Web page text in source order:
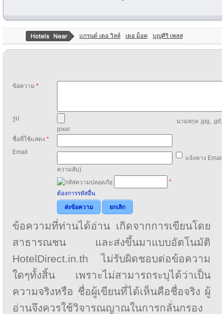
แกรนด์ เดอ วิลล์ เดอ ม็อค บุญศิริ เพลส
ข้อความ *
รูป
นามสกุล .jpg,
pixel
ชื่อที่ใช้แสดง *
Email
แจ้งทาง
ความลับ)
*
ต้องการรหัสอื่น
ส่งข้อความ
ยกเลิก
ข้อความที่ท่านได้อ่าน เกิดจากการเขียนโดย
สาธารณชน และส่งขึ้นมาแบบอัตโนมัติ
HotelDirect.in.th ไม่รับผิดชอบต่อข้อความ
ใดๆทั้งสิ้น เพราะไม่สามารถระบุได้ว่าเป็น
ความจริงหรือ ชื่อผู้เขียนที่ได้เห็นคือชื่อจริง ผู้
อ่านจึงควรใช้วิจารณญาณในการกลั่นกรอง